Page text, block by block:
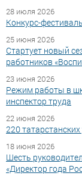
28 июля 2026
Конкурс-
25 июня 2026
Стартует новый
работников
23 июня 2026
Режим работы в
инспектор труда
22 июня 2026
220
18 июня 2026
Шесть
«Директор года